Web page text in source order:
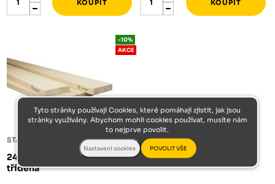
STAVEBNÍ SMRKOVÉ PRKNO
24/120/3600 prkna š.
tříděná
-10%
AKCE
Tyto stránky používají Cookies, které pomáhají zjistit, jak jsou
stránky využívány. Abychom mohli cookies používat, musíte nám
to nejprve povolit.